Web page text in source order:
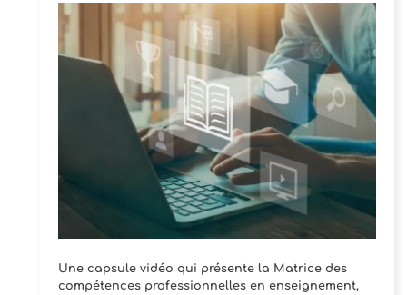
Une capsule vidéo qui présente la Matrice des
compétences professionnelles en enseignement,